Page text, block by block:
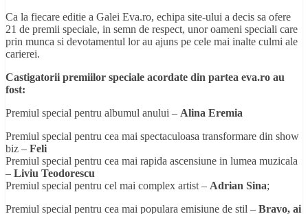
Ca la fiecare editie a Galei Eva.ro, echipa site-ului a decis sa ofere
21 de premii speciale, in semn de respect, unor oameni speciali care
prin munca si devotamentul lor au ajuns pe cele mai inalte culmi ale
carierei.
Castigatorii premiilor speciale acordate din partea eva.ro au
fost:
Premiul special pentru albumul anului – Alina Eremia
Premiul special pentru cea mai spectaculoasa transformare din show
biz – Feli
Premiul special pentru cea mai rapida ascensiune in lumea muzicala
– Liviu Teodorescu
Premiul special pentru cel mai complex artist – Adrian Sina;
Premiul special pentru cea mai populara emisiune de stil – Bravo, ai